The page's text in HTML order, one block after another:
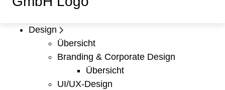
Design
Übersicht
Branding & Corporate Design
Übersicht
UI/UX-Design